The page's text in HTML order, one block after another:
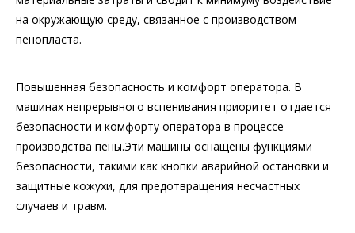
на окружающую среду, связанное с производством
пенопласта.
Повышенная безопасность и комфорт оператора. В
машинах непрерывного вспенивания приоритет отдается
безопасности и комфорту оператора в процессе
производства пены.Эти машины оснащены функциями
безопасности, такими как кнопки аварийной остановки и
защитные кожухи, для предотвращения несчастных
случаев и травм.